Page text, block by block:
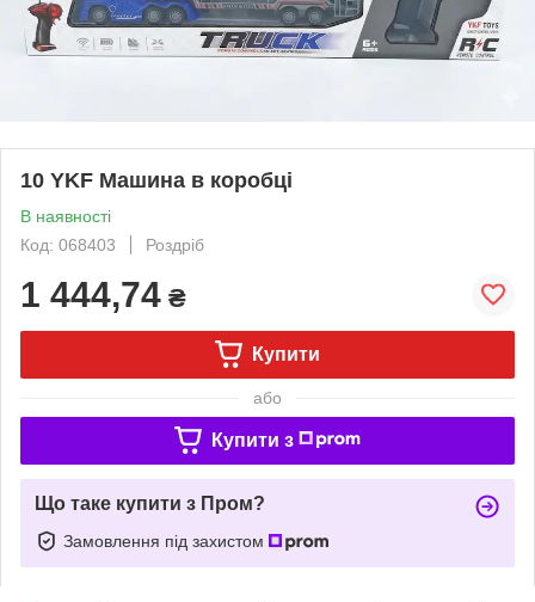
10 YKF Машина в коробці
В наявності
Код: 068403
Роздріб
1 444,74 ₴
Купити
або
Купити з
Що таке купити з Пром?
Замовлення під захистом